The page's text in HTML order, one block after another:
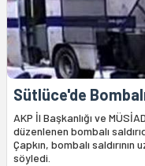
Sütlüce'de
AKP İl Başkanlığı ve
düzenlenen bombalı
Çapkın, bombalı
söyledi.